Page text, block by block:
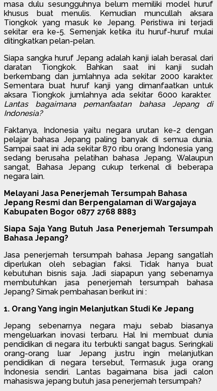
masa dulu sesungguhnya belum memiliki model huruf
khusus buat menulis. Kemudian muncullah aksara
Tiongkok yang masuk ke Jepang. Peristiwa ini terjadi
sekitar era ke-5. Semenjak ketika itu huruf-huruf mulai
ditingkatkan pelan-pelan.
Siapa sangka huruf Jepang adalah kanji ialah berasal dari
daratan Tiongkok. Bahkan saat ini kanji sudah
berkembang dan jumlahnya ada sekitar 2000 karakter.
Sementara buat huruf kanji yang dimanfaatkan untuk
aksara Tiongkok jumlahnya ada sekitar 6000 karakter.
Lantas bagaimana pemanfaatan bahasa Jepang di
Indonesia?
Faktanya, Indonesia yaitu negara urutan ke-2 dengan
pelajar bahasa Jepang paling banyak di semua dunia.
Sampai saat ini ada sekitar 870 ribu orang Indonesia yang
sedang berusaha pelatihan bahasa Jepang. Walaupun
sangat, Bahasa Jepang cukup terkenal di beberapa
negara lain.
Melayani Jasa Penerjemah Tersumpah Bahasa
Jepang Resmi dan Berpengalaman di Wargajaya
Kabupaten Bogor 0877 2768 8883
Siapa Saja Yang Butuh Jasa Penerjemah Tersumpah
Bahasa Jepang?
Jasa penerjemah tersumpah bahasa Jepang sangatlah
diperlukan oleh sebagian faksi. Tidak hanya buat
kebutuhan bisnis saja. Jadi siapapun yang sebenarnya
membutuhkan jasa penerjemah tersumpah bahasa
Jepang? Simak pembahasan berikut ini :
1. Orang Yang ingin Melanjutkan Studi Ke Jepang
Jepang sebenarnya negara maju sebab biasanya
mengeluarkan inovasi terbaru. Hal Ini membuat dunia
pendidikan di negara itu terbukti sangat bagus. Seringkali
orang-orang luar Jepang justru ingin melanjutkan
pendidikan di negara tersebut, Termasuk juga orang
Indonesia sendiri. Lantas bagaimana bisa jadi calon
mahasiswa jepang butuh jasa penerjemah tersumpah?